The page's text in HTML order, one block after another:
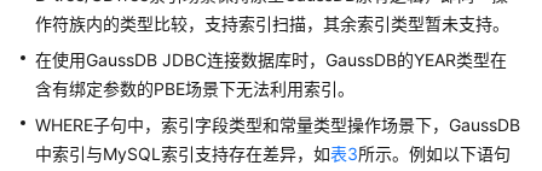
作符族内的类型比较，支持索引扫描，其余索引类型暂未支持。
在使用GaussDB JDBC连接数据库时，GaussDB的YEAR类型在
含有绑定参数的PBE场景下无法利用索引。
WHERE子句中，索引字段类型和常量类型操作场景下，GaussDB
中索引与MySQL索引支持存在差异，如表3所示。例如以下语句